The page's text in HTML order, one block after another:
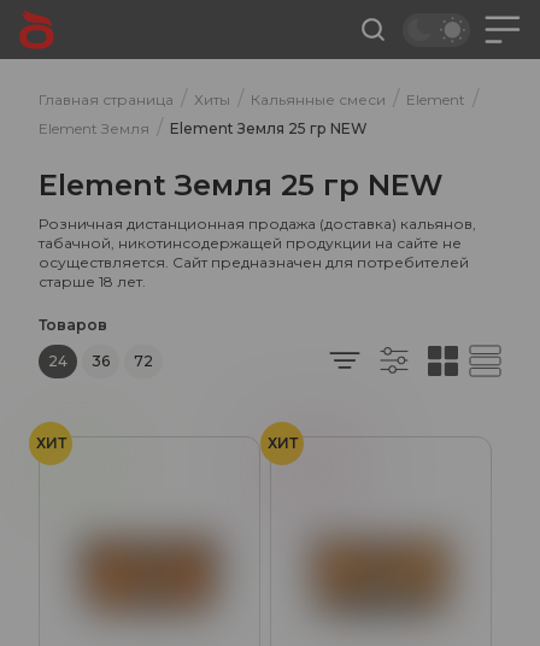
Главная страница / Хиты / Кальянные смеси / Element /
Element Земля / Element Земля 25 гр NEW
Element Земля 25 гр NEW
Розничная дистанционная продажа (доставка) кальянов,
табачной, никотинсодержащей продукции на сайте не
осуществляется. Сайт предназначен для потребителей
старше 18 лет.
Товаров
24
36 72
ХИТ
Киви
ХИТ
Ягоды